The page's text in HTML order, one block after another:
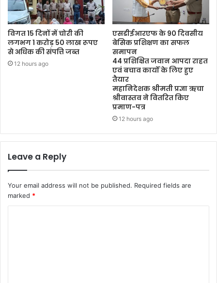
विगत 15 दिनों में चोरी की
लगभग 1 करोड़ 50 लाख रूपए
से अधिक की संपत्ति जब्‍त
12 hours ago
एसडीईआरएफ के 90 दिवसीय
बेसिक प्रशिक्षण का सफल
समापन
44 प्रशिक्षित जवान आपदा राहत
एवं बचाव कार्यों के लिए हुए
तैयार
महानिदेशक श्रीमती प्रज्ञा ऋचा
श्रीवास्तव ने वितरित किए
प्रमाण-पत्र
12 hours ago
Leave a Reply
Your email address will not be published. Required fields are
marked *